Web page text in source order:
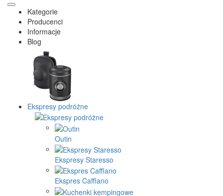
Kategorie
Producenci
Informacje
Blog
Ekspresy podróżne
Outin
Ekspresy Staresso
Ekspres Cafflano